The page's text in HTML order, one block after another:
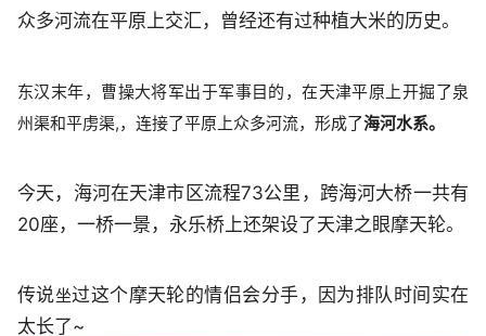
众多河流在平原上交汇，曾经还有过种植大米的历史。
东汉末年，曹操大将军出于军事目的，在天津平原上开掘了泉
州渠和平虏渠,，连接了平原上众多河流，形成了海河水系。
今天，海河在天津市区流程73公里，跨海河大桥一共有
20座，一桥一景，永乐桥上还架设了天津之眼摩天轮。
传说坐过这个摩天轮的情侣会分手，因为排队时间实在
太长了~